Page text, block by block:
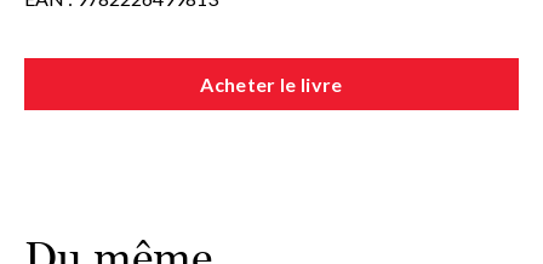
Acheter le livre